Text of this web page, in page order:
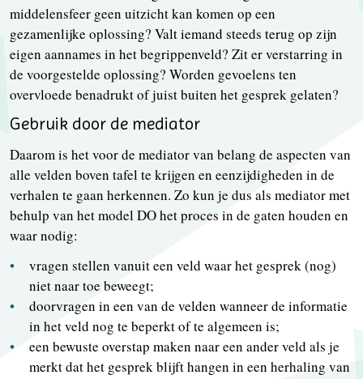
middelensfeer geen uitzicht kan komen op een
gezamenlijke oplossing? Valt iemand steeds terug op zijn
eigen aannames in het begrippenveld? Zit er verstarring in
de voorgestelde oplossing? Worden gevoelens ten
overvloede benadrukt of juist buiten het gesprek gelaten?
Gebruik door de mediator
Daarom is het voor de mediator van belang de aspecten van
alle velden boven tafel te krijgen en eenzijdigheden in de
verhalen te gaan herkennen. Zo kun je dus als mediator met
behulp van het model DO het proces in de gaten houden en
waar nodig:
vragen stellen vanuit een veld waar het gesprek (nog)
niet naar toe beweegt;
doorvragen in een van de velden wanneer de informatie
in het veld nog te beperkt of te algemeen is;
een bewuste overstap maken naar een ander veld als je
merkt dat het gesprek blijft hangen in een herhaling van